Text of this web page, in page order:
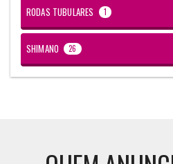
RODAS TUBULARES 1
SHIMANO 26